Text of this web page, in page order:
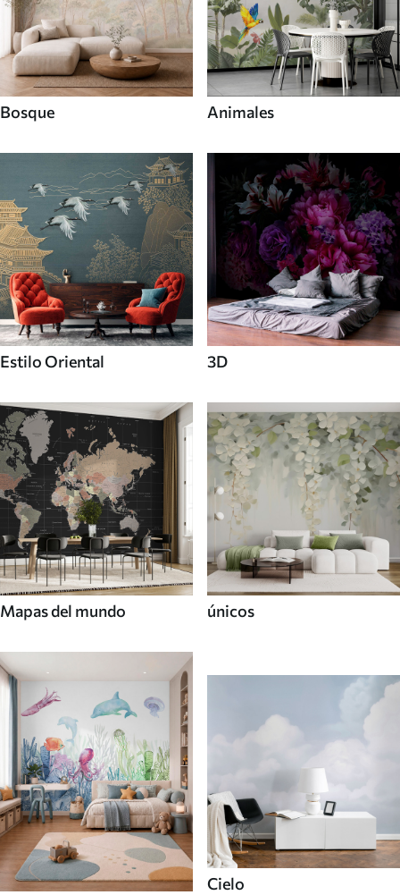
Bosque Animales
Estilo Oriental 3D
Mapas del mundo únicos
Cielo